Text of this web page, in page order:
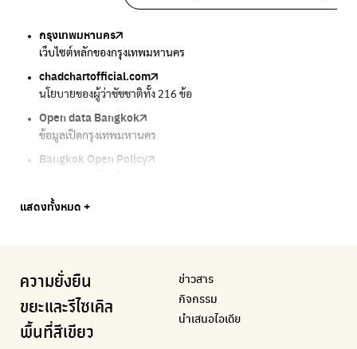
กรุงเทพมหานคร
เว็บไซต์หลักของกรุงเทพมหานคร
chadchartofficial.com
นโยบายของผู้ว่าชัชชาติทั้ง 216 ข้อ
Open data Bangkok
ข้อมูลเปิดกรุงเทพมหานคร
Bangkok Open Policy
Bangkok Trees
BKK Zero Waste
กรุงเทพฯไม่เทรวม
ลุงซาเล้งกับขยะที่หายไป
เริ่มแยกขยะตั้งแต่วันนี้ เดี๋ยวลุงสอนให้
แสดงทั้งหมด +
Traffy Fondue
แจ้งปัญหาขยะ เพื่อให้หน่วยงานแก้ไข
BKK Zero Waste
กรุงเทพฯไม่เทรวม
ลุงซาเล้งกับขยะที่หายไป
เริ่มแยกขยะตั้งแต่วันนี้ เดี๋ยวลุงสอนให้
CHULA Zero Waste
Green2Get
กรมควบคุมมลพิษ
แหล่งข้อมูลเกี่ยวกับมาตรฐานคุณภาพอากาศ น้ำ และเสียง
มูลนิธิโลกสีเขียว
สร้างโลกเขียวด้วยพลังเรียนรู้
Traffy Fondue
แจ้งปัญหาฝุ่น เพื่อให้หน่วยงานแก้ไข
Airbkk
รายงานคุณภาพอากาศในกรุงเทพมหานคร
Air4Thai
ตรวจสอบสภาพอากาศรอบตัวคุณง่ายๆ
กรมควบคุมมลพิษ
Line Alert
Greenpeace
มูลนิธิสภาประชาชนเพื่อสิ่งแวดล้อม
สำนักสิ่งแวดล้อม กรุงเทพมหานคร
ศูนย์ข้อมูลกระจายข่าวส่งเสริมอนุรักษ์พลังงาน กทม.
Bangkok Trees
ความคืบหน้าโครงการต้นไม้ล้านต้น
Greener Bangkok 2030
โครงการเพิ่มพื้นที่สีเขียวภายในปี 2030
We park
เครือข่ายพัฒนาเมืองและชุมชนสุขภาวะ
Thai Green Urban (TGU)
Urban Design and Development Center
กระทรวงทรัพยากรธรรมชาติและสิ่งแวดล้อม
กรมส่งเสริมคุณภาพและสิ่งแวดล้อม
DCCE
กรมการเปลี่ยนแปลงสภาพภูมิอากาศและสิ่งแวดล้อม
BangkokStories
เรื่องราวในกรุงเทพโดยครีเอเตอร์
กรมควบคุมมลพิษ
แหล่งข้อมูลเกี่ยวกับมาตรฐานคุณภาพอากาศ น้ำ และเสียง
Greenpeace
Climate Strike Thailand
Carbon Footprint Thailand
เรียนรู้เครื่องมือคำนวณคาร์บอนฟุตพริ้นท์
กรมอุตุนิยมวิทยา
กรมควบคุมอากาศรวมถึงการแจ้งเตือนภัยพิบัติ
ความยั่งยืน
ขยะและรีไซเคิล
พื้นที่สีเขียว
ข่าวสาร
กิจกรรม
นำเสนอไอเดีย